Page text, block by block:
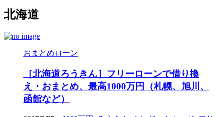
北海道
おまとめローン
［北海道ろうきん］フリーローンで借り換
え・おまとめ、最高1000万円（札幌、旭川、
函館など）